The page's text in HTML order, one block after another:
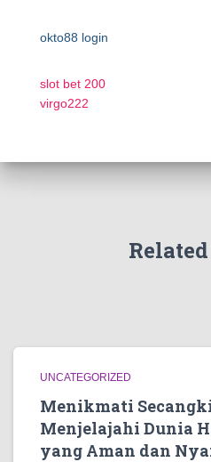
okto88 login
slot bet 200
virgo222
UNCATEGORIZED
Menikmati
Menjelajahi Dunia
yang Aman dan